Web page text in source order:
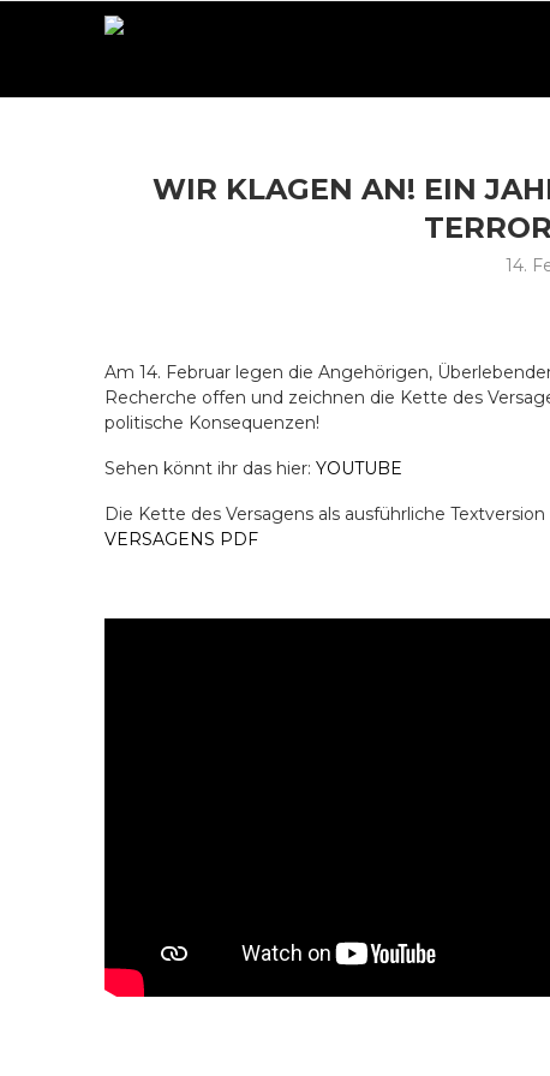
WIR KLAGEN AN! EIN
14.
Am 14. Februar legen die Angehörigen,
Recherche offen und zeichnen die Kette des
politische Konsequenzen!
Sehen könnt ihr das hier: YOUTUBE
Die Kette des Versagens als ausführliche
VERSAGENS PDF